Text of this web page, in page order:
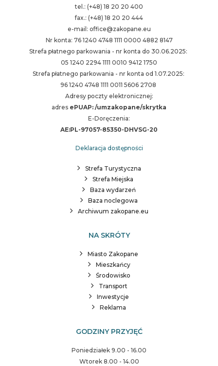
tel.: (+48) 18 20 20 400
fax.: (+48) 18 20 20 444
e-mail: office@zakopane.eu
Nr konta: 76 1240 4748 1111 0000 4882 8147
Strefa płatnego parkowania - nr konta do 30.06.2025:
05 1240 2294 1111 0010 9412 1750
Strefa płatnego parkowania - nr konta od 1.07.2025:
96 1240 4748 1111 0011 5606 2708
Adresy poczty elektronicznej:
adres ePUAP: /umzakopane/skrytka
E-Doręczenia:
AE:PL-97057-85350-DHVSG-20
Deklaracja dostępności
Strefa Turystyczna
Strefa Miejska
Baza wydarzeń
Baza noclegowa
Archiwum zakopane.eu
NA SKRÓTY
Miasto Zakopane
Mieszkańcy
Środowisko
Transport
Inwestycje
Reklama
GODZINY PRZYJĘĆ
Poniedziałek 9.00 - 16.00
Wtorek 8.00 - 14.00